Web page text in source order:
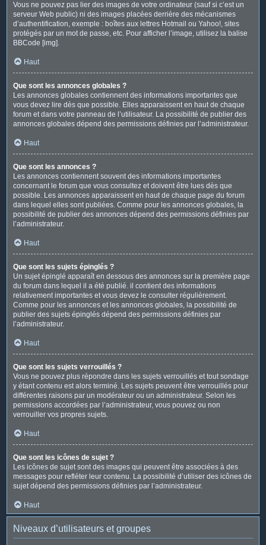
Vous ne pouvez pas lier des images de votre ordinateur (sauf si c’est un
serveur Web public) ni des images placées derrière des mécanismes
d’authentification, exemple : boîtes aux lettres Hotmail ou Yahoo!, sites
protégés par un mot de passe, etc. Pour afficher l’image, utilisez la balise
BBCode [img].
Haut
Que sont les annonces globales ?
Les annonces globales contiennent des informations importantes que
vous devez lire dès que possible. Elles apparaissent en haut de chaque
forum et dans votre panneau de l’utilisateur. La possibilité de publier des
annonces globales dépend des permissions définies par l’administrateur.
Haut
Que sont les annonces ?
Les annonces contiennent souvent des informations importantes
concernant le forum que vous consultez et doivent être lues dès que
possible. Les annonces apparaissent en haut de chaque page du forum
dans lequel elles sont publiées. Comme pour les annonces globales, la
possibilité de publier des annonces dépend des permissions définies par
l’administrateur.
Haut
Que sont les sujets épinglés ?
Un sujet épinglé apparaît en dessous des annonces sur la première page
du forum dans lequel il a été publié. il contient des informations
relativement importantes et vous devez le consulter régulièrement.
Comme pour les annonces et les annonces globales, la possibilité de
publier des sujets épinglés dépend des permissions définies par
l’administrateur.
Haut
Que sont les sujets verrouillés ?
Vous ne pouvez plus répondre dans les sujets verrouillés et tout sondage
y étant contenu est alors terminé. Les sujets peuvent être verrouillés pour
différentes raisons par un modérateur ou un administrateur. Selon les
permissions accordées par l’administrateur, vous pouvez ou non
verrouiller vos propres sujets.
Haut
Que sont les icônes de sujet ?
Les icônes de sujet sont des images qui peuvent être associées à des
messages pour refléter leur contenu. La possibilité d’utiliser des icônes de
sujet dépend des permissions définies par l’administrateur.
Haut
Niveaux d’utilisateurs et groupes